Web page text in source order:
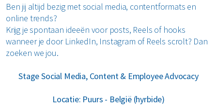
Ben jij altijd bezig met social media, contentformats en
online trends?
Krijg je spontaan ideeën voor posts, Reels of hooks
wanneer je door LinkedIn, Instagram of Reels scrolt? Dan
zoeken we jou.
Stage Social Media, Content & Employee Advocacy
Locatie: Puurs - België (hyrbide)